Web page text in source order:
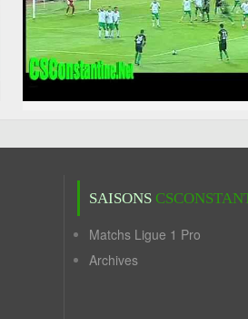
SAISONS
Matchs Ligue 1 Pro
Archives